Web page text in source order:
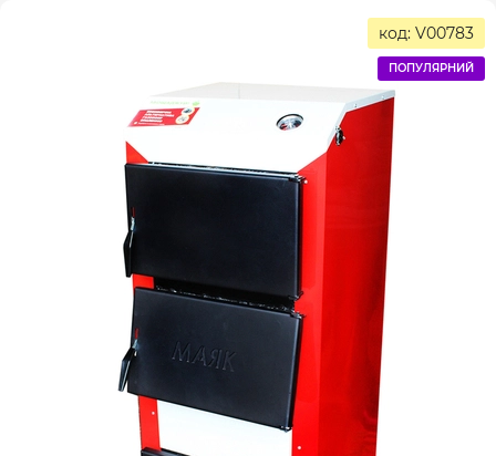
код: V00783
ПОПУЛЯРНИЙ